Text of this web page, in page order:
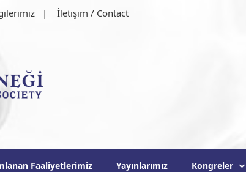
İletişim / Contact
Faaliyetlerimiz Yayınlarımız Kongreler